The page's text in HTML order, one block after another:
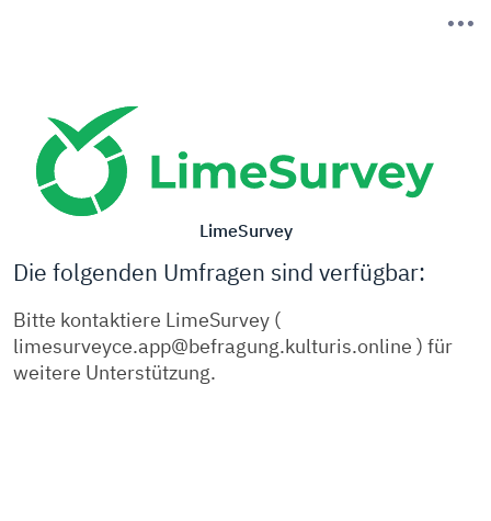
LimeSurvey
Die folgenden Umfragen sind verfügbar:
Bitte kontaktiere LimeSurvey (
limesurveyce.app@befragung.kulturis.online ) für
weitere Unterstützung.